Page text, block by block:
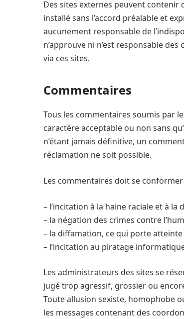
Des sites externes peuvent
installé sans l’accord préalable et
aucunement responsable de
n’approuve ni n’est responsable
via ces sites.
Commentaires
Tous les commentaires soumis par
caractère acceptable ou non sans
n’étant jamais définitive, un
réclamation ne soit possible.
Les commentaires doit se
– l’incitation à la haine raciale et à la
– la négation des crimes contre
– la diffamation, ce qui porte atteinte
– l’incitation au piratage
Les administrateurs des sites se
jugé trop agressif, grossier ou
Toute allusion sexiste, homophobe
les messages contenant des